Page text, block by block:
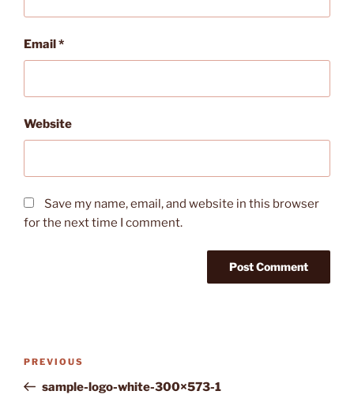
Email*
Website
Save my name, email, and website in this browser
for the next time I comment.
Previous
Post
PREVIOUS
sample-logo-white-300×573-1